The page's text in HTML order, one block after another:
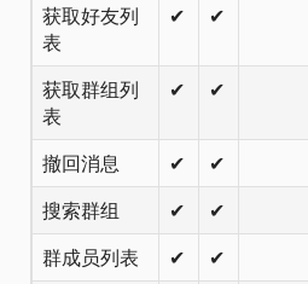
获取好友列
表
✔ ✔
获取群组列
表
✔ ✔
撤回消息 ✔
✔
搜索群组
✔
✔
群成员列表
✔
✔